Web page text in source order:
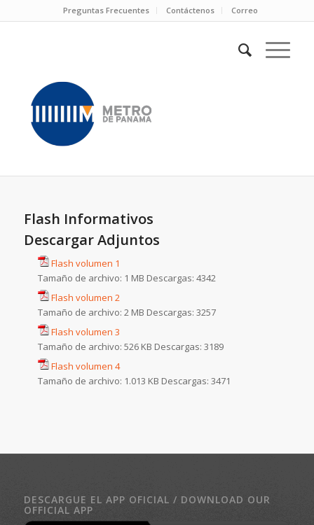
Preguntas Frecuentes Contáctenos Correo
Flash Informativos
Descargar Adjuntos
Flash volumen 1
Tamaño de archivo: 1 MB Descargas: 4342
Flash volumen 2
Tamaño de archivo: 2 MB Descargas: 3257
Flash volumen 3
Tamaño de archivo: 526 KB Descargas: 3189
Flash volumen 4
Tamaño de archivo: 1.013 KB Descargas: 3471
DESCARGUE EL APP OFICIAL / DOWNLOAD OUR
OFFICIAL APP